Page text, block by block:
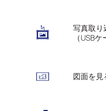
写真取り
（USBケ
図面を見